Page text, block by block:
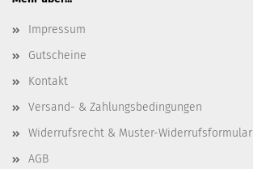
Impressum
Gutscheine
Kontakt
Versand- & Zahlungsbedingungen
Widerrufsrecht & Muster-Widerrufsformular
AGB